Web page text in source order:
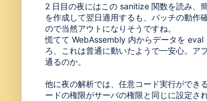
2 日目の夜にはこの sanitize 関数を読み、
を作成して翌日適用するも、パッチの動作
ので当然アウトになりそうですね。
慌てて WebAssembly 内からデータを eval
ろ、これは普通に動いたようで一安心。ア
通るのか。
他に夜の解析では、任意コード実行ができ
ードの権限がサーバの権限と同じに設定さ